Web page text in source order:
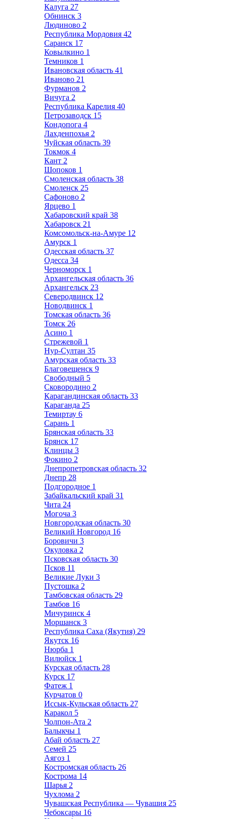
Калуга 27
Обнинск 3
Людиново 2
Республика Мордовия 42
Саранск 17
Ковылкино 1
Темников 1
Ивановская область 41
Иваново 21
Фурманов 2
Вичуга 2
Республика Карелия 40
Петрозаводск 15
Кондопога 4
Лахденпохья 2
Чуйская область 39
Токмок 4
Кант 2
Шопоков 1
Смоленская область 38
Смоленск 25
Сафоново 2
Ярцево 1
Хабаровский край 38
Хабаровск 21
Комсомольск-на-Амуре 12
Амурск 1
Одесская область 37
Одесса 34
Черноморск 1
Архангельская область 36
Архангельск 23
Северодвинск 12
Новодвинск 1
Томская область 36
Томск 26
Асино 1
Стрежевой 1
Нур-Султан 35
Амурская область 33
Благовещенск 9
Свободный 5
Сковородино 2
Карагандинская область 33
Караганда 25
Темиртау 6
Сарань 1
Брянская область 33
Брянск 17
Клинцы 3
Фокино 2
Днепропетровская область 32
Днепр 28
Подгородное 1
Забайкальский край 31
Чита 24
Могоча 3
Новгородская область 30
Великий Новгород 16
Боровичи 3
Окуловка 2
Псковская область 30
Псков 11
Великие Луки 3
Пустошка 2
Тамбовская область 29
Тамбов 16
Мичуринск 4
Моршанск 3
Республика Саха (Якутия) 29
Якутск 16
Нюрба 1
Вилюйск 1
Курская область 28
Курск 17
Фатеж 1
Курчатов 0
Иссык-Кульская область 27
Каракол 5
Чолпон-Ата 2
Балыкчы 1
Абай область 27
Семей 25
Аягоз 1
Костромская область 26
Кострома 14
Шарья 2
Чухлома 2
Чувашская Республика — Чувашия 25
Чебоксары 16